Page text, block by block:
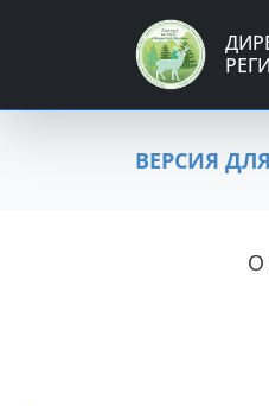
ВЕРСИЯ
О